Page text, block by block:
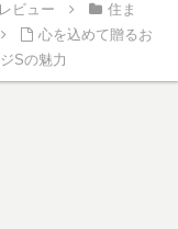
ビュー
住ま
心を込めて贈るお
Sの魅力